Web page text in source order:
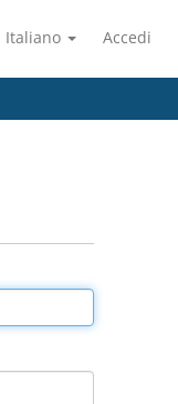
Italiano Accedi